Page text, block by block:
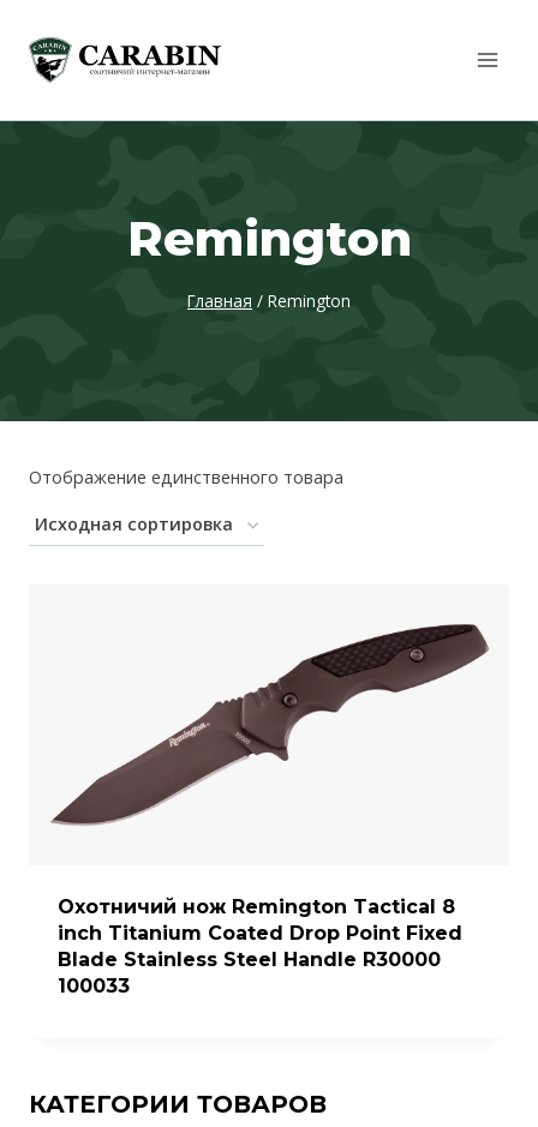
Remington
Главная / Remington
Отображение единственного товара
Охотничий нож Remington Tactical 8
inch Titanium Coated Drop Point Fixed
Blade Stainless Steel Handle R30000
100033
КАТЕГОРИИ ТОВАРОВ